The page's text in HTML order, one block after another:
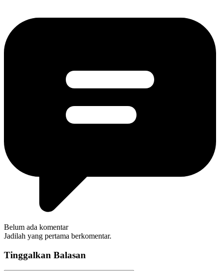
Belum ada komentar
Jadilah yang pertama berkomentar.
Tinggalkan Balasan